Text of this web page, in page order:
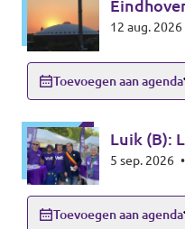
12 aug. 2026
Toevoegen aan agenda
Luik (B):
infostand
5 sep. 2026 •
Toevoegen aan agenda